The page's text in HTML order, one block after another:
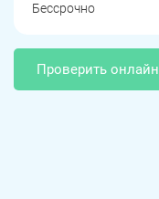
Бессрочно
Проверить онлайн